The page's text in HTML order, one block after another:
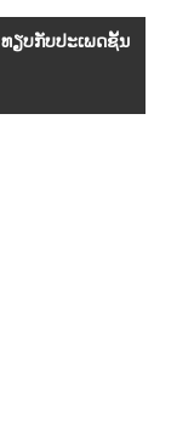
ຽບກັບປະເພດຊັ້ນ